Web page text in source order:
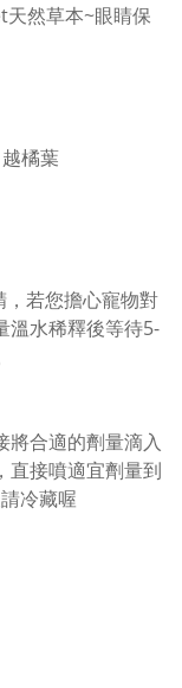
然草本~眼睛保
橘葉
若您擔心寵物對
溫水稀釋後等待5-
合適的劑量滴入
直接噴適宜劑量到
冷藏喔